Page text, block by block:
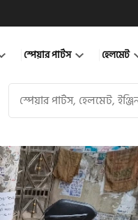
স্পেয়ার পার্টস হেলমেট